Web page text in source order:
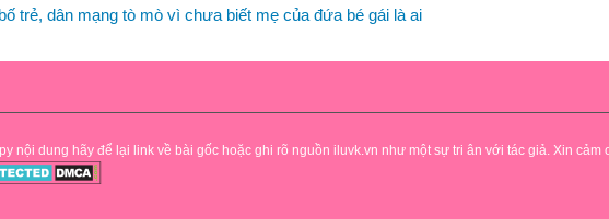
trẻ, dân mạng tò mò vì chưa biết mẹ của đứa bé gái là ai
nội dung hãy để lại link về bài gốc hoặc ghi rõ nguồn iluvk.vn như một sự tri ân với tác giả. Xin cảm